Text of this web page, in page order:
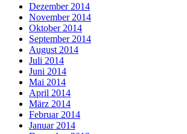
Dezember 2014
November 2014
Oktober 2014
September 2014
August 2014
Juli 2014
Juni 2014
Mai 2014
April 2014
März 2014
Februar 2014
Januar 2014